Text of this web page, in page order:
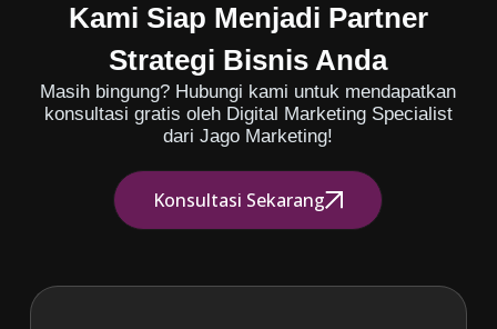
Kami Siap Menjadi Partner
Strategi Bisnis Anda
Masih bingung? Hubungi kami untuk mendapatkan
konsultasi gratis oleh Digital Marketing Specialist
dari Jago Marketing!
Konsultasi Sekarang